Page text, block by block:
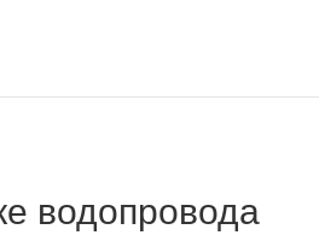
водопровода